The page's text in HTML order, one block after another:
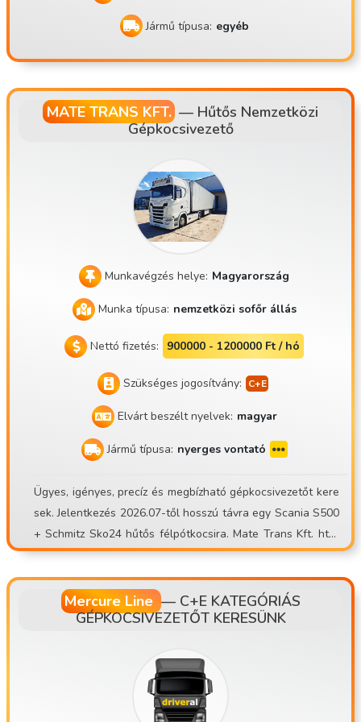
Jármű típusa: egyéb
MATE TRANS KFT. — Hűtős Nemzetközi
Gépkocsivezető
Munkavégzés helye: Magyarország
Munka típusa: nemzetközi sofőr állás
Nettó fizetés: 900000 - 1200000 Ft / hó
Szükséges jogosítvány:
Elvárt beszélt nyelvek: magyar
Jármű típusa: nyerges vontató
Ügyes, igényes, precíz és megbízható gépkocsivezetőt kere
sek. Jelentkezés 2026.07-től hosszú távra egy Scania S500
+ Schmitz Sko24 hűtős félpótkocsira. Mate Trans Kft. http
s://matetrans.webnode.hu/ A mi mottónk Profin vagy Sehog
y! FLOTTA BŐVÍTÉS miatt egy gépkocsivezetői nyitott pozíci
munkára! Budapest környékéről is! Kik vagyunk? Cégünk a
ős szerelvénnyel végzünk szállítást megbízónk számára Ny
ugat-Európába. Telephelyünk Balotaszállás. Parkolás Buda
Mercure Line— C+E KATEGÓRIÁS
GÉPKOCSIVEZETŐT KERESÜNK